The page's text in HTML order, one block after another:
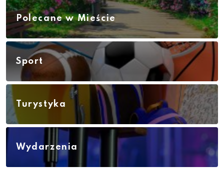
Polecane w Mieście
Sport
Turystyka
Wydarzenia